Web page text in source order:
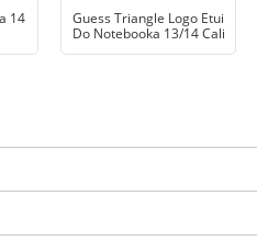
14
Guess Triangle Logo Etui
Do Notebooka 13/14 Cali